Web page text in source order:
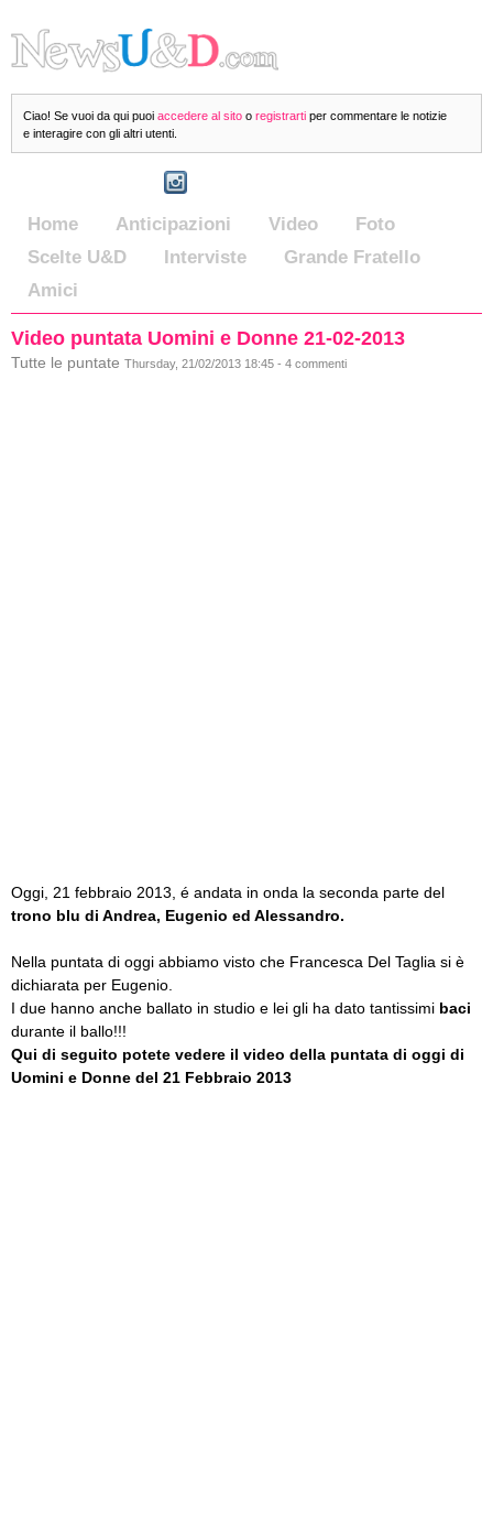
Ciao! Se vuoi da qui puoi accedere al sito o registrarti per commentare le notizie
e interagire con gli altri utenti.
Home Anticipazioni Video
Foto
Scelte U&D
Interviste
Grande Fratello
Amici
Video puntata Uomini e Donne 21-02-2013
Tutte le puntate Thursday, 21/02/2013 18:45 - 4 commenti
Oggi, 21 febbraio 2013, é andata in onda la seconda parte del
trono blu di Andrea, Eugenio ed Alessandro.
Nella puntata di oggi abbiamo visto che Francesca Del Taglia si è
dichiarata per Eugenio.
I due hanno anche ballato in studio e lei gli ha dato tantissimi baci
durante il ballo!!!
Qui di seguito potete vedere il video della puntata di oggi di
Uomini e Donne del 21 Febbraio 2013